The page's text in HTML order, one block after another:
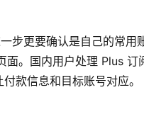
步更要确认是自己的常用
面。国内用户处理 Plus 订
款信息和目标账号对应。